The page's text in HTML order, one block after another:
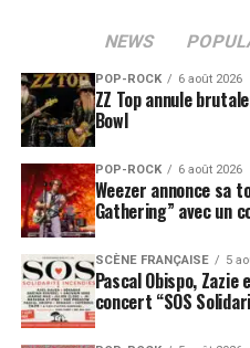
NEWS
POP-ROCK 6 août 2026
ZZ Top annule
Bowl
POP-ROCK 6 août 2026
Weezer annonce sa
Gathering” avec un
SCÈNE FRANÇAISE 5
Pascal Obispo,
concert “SOS